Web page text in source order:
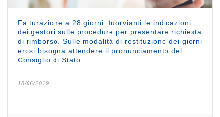
Fatturazione a 28 giorni: fuorvianti le indicazioni
dei gestori sulle procedure per presentare richiesta
di rimborso. Sulle modalità di restituzione dei giorni
erosi bisogna attendere il pronunciamento del
Consiglio di Stato.
18/06/2019